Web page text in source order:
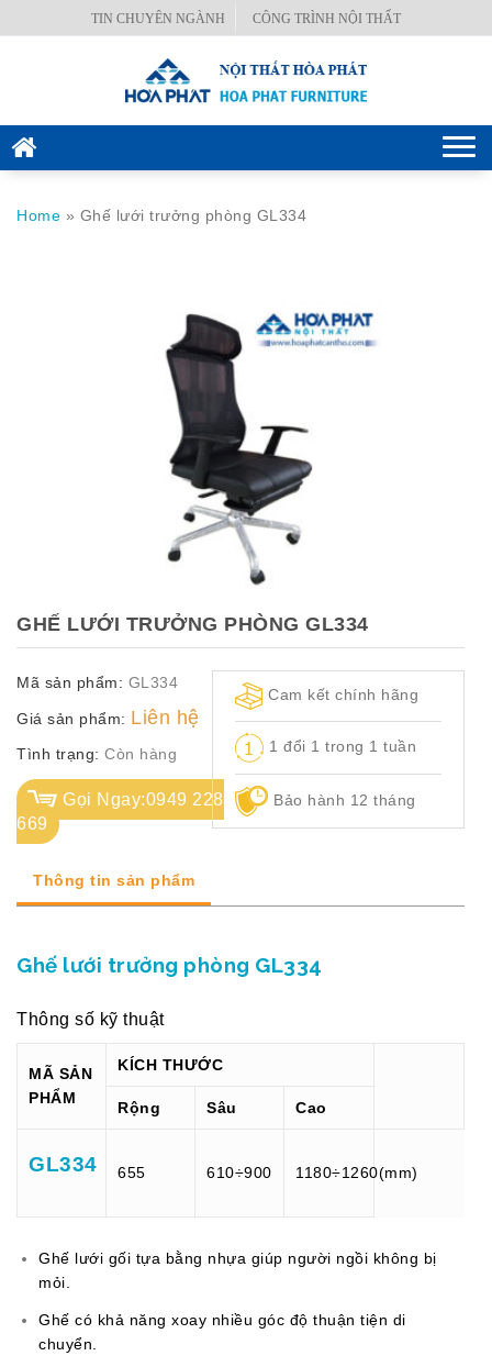
TIN CHUYÊN NGÀNH CÔNG TRÌNH NỘI THẤT
VĂN
MÃ
CH.
SÁCH
Q.
ĐỊNH
Home » Ghế lưới trưởng phòng GL334
GHẾ LƯỚI TRƯỞNG PHÒNG GL334
Mã sản phẩm: GL334
Giá sản phẩm: Liên hệ
Tình trạng: Còn hàng
Gọi Ngay:0949 228
669
Cam kết chính hãng
1 đổi 1 trong 1 tuần
Bảo hành 12 tháng
Thông tin sản phẩm
Ghế lưới trưởng phòng GL334
Thông số kỹ thuật
MÃ SẢN
PHẨM
KÍCH THƯỚC
Rộng Sâu Cao
GL334 655 610÷900 1180÷1260(mm)
Ghế lưới gối tựa bằng nhựa giúp người ngồi không bị
mỏi.
Ghế có khả năng xoay nhiều góc độ thuận tiện di
chuyển.